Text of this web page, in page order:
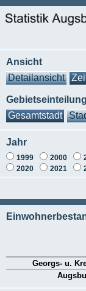
Ansicht
Detailansicht
Gebietseinteilung
Gesamtstadt
Jahr
1999 2000
2020
2021
Georgs- u.